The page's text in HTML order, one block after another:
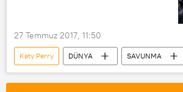
27 Temmuz 2017, 11:50
Katy Perry DÜNYA
SAVUNMA
YAŞAM
Haberler
POLİTİKA